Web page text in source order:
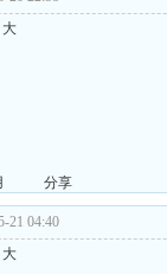
大
分享
21 04:40
大